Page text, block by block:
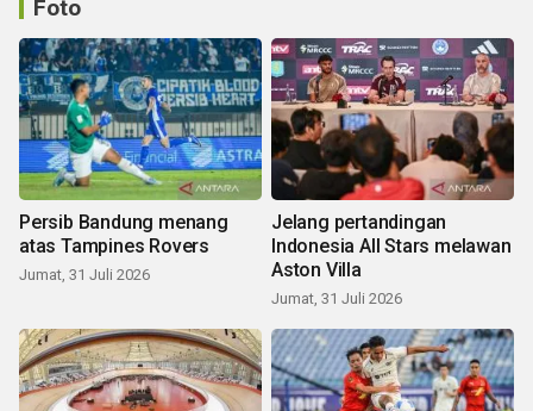
Foto
Persib Bandung menang
atas Tampines Rovers
Jumat, 31 Juli 2026
Jelang pertandingan
Indonesia All Stars melawan
Aston Villa
Jumat, 31 Juli 2026